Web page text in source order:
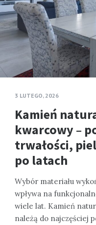
3 LUTEGO, 2026
Kamień
kwarcowy –
trwałości,
po latach
Wybór materiału
wpływa na
wiele lat. Kamień
należą do najczęściej